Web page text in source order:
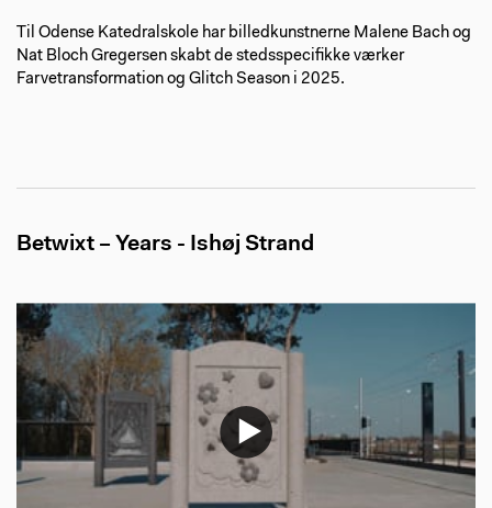
Til Odense Katedralskole har billedkunstnerne Malene Bach og
Nat Bloch Gregersen skabt de stedsspecifikke værker
Farvetransformation og Glitch Season i 2025.
Betwixt – Years - Ishøj Strand